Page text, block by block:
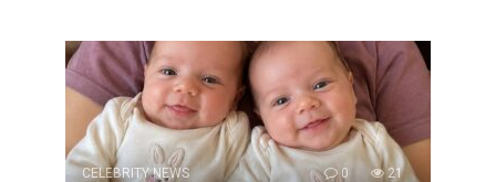
CELEBRITY NEWS 0 21